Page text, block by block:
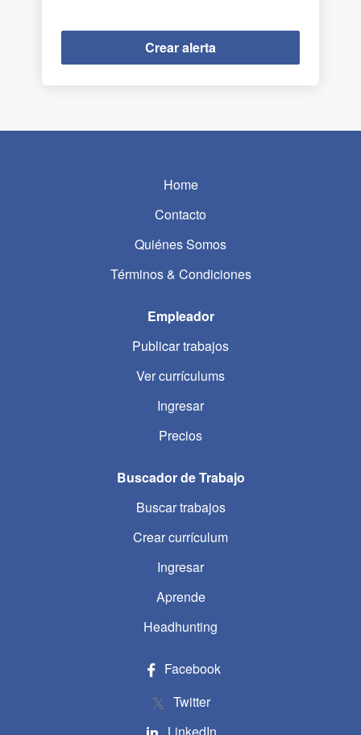
Home
Contacto
Quiénes Somos
Términos & Condiciones
Empleador
Publicar trabajos
Ver currículums
Ingresar
Precios
Buscador de Trabajo
Buscar trabajos
Crear currículum
Ingresar
Aprende
Headhunting
Facebook
Twitter